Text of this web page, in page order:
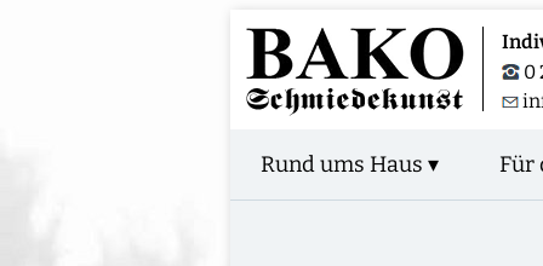
0
Rund ums Haus ▾ Für